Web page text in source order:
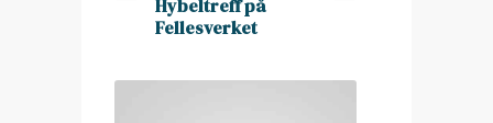
Hybeltreff på
Fellesverket